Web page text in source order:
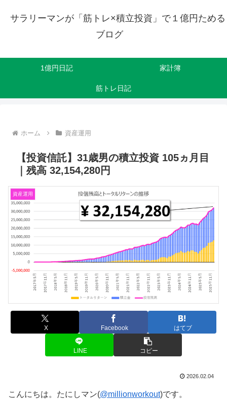
サラリーマンが「筋トレ×積立投資」で１億円ためる
ブログ
1億円日記 家計簿
筋トレ日記
ホーム 資産運用
【投資信託】31歳男の積立投資 105ヵ月目
｜残高 32,154,280円
資産運用
X Facebook はてブ
LINE コピー
2026.02.04
こんにちは。たにしマン(@millionworkout)です。